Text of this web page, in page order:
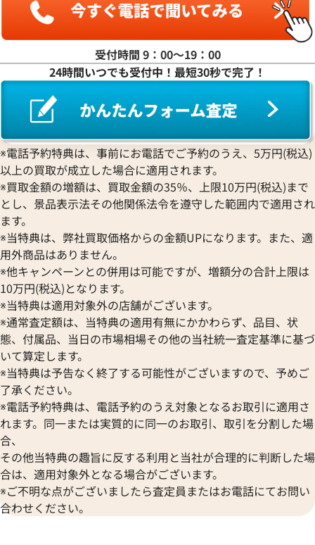
イトジャスト 126333 グレ
格
日時点の参考買取価格です
ロレックス デイトジャスト
ワイト文字盤
参考買取価格
2,790,000円
※2025年12月時点の参考買取
イトジャスト 41 126333 シ
格
時点の参考買取価格です
ロレックス デイトジャスト
参考買取価格
1,974,000円
※2024年6月9日時点の参考買
受付時間 9：00〜19：00
24時間いつでも受付中！最短30秒で完了！
※電話予約特典は、事前にお電話でご予約のうえ、5万円(税込)
以上の買取が成立した場合に適用されます。
※買取金額の増額は、買取金額の35％、上限10万円(税込)まで
とし、景品表示法その他関係法令を遵守した範囲内で適用され
ます。
※当特典は、弊社買取価格からの金額UPになります。また、適
用外商品はありません。
※他キャンペーンとの併用は可能ですが、増額分の合計上限は
10万円(税込)となります。
※当特典は適用対象外の店舗がございます。
※通常査定額は、当特典の適用有無にかかわらず、品目、状
態、付属品、当日の市場相場その他の当社統一査定基準に基づ
いて算定します。
※当特典は予告なく終了する可能性がございますので、予めご
了承ください。
※電話予約特典は、電話予約のうえ対象となるお取引に適用さ
れます。同一または実質的に同一のお取引、取引を分割した場
合、
その他当特典の趣旨に反する利用と当社が合理的に判断した場
合は、適用対象外となる場合がございます。
※ご不明な点がございましたら査定員またはお電話にてお問い
合わせください。